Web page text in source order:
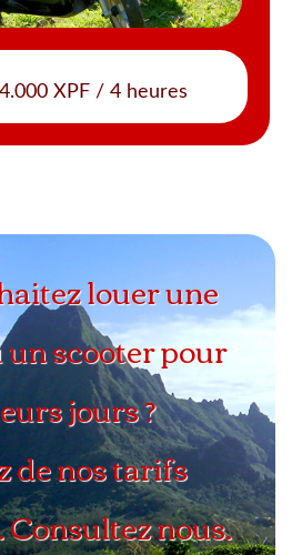
XPF / 4 heures
louer une
scooter pour
jours ?
de nos tarifs
nous.